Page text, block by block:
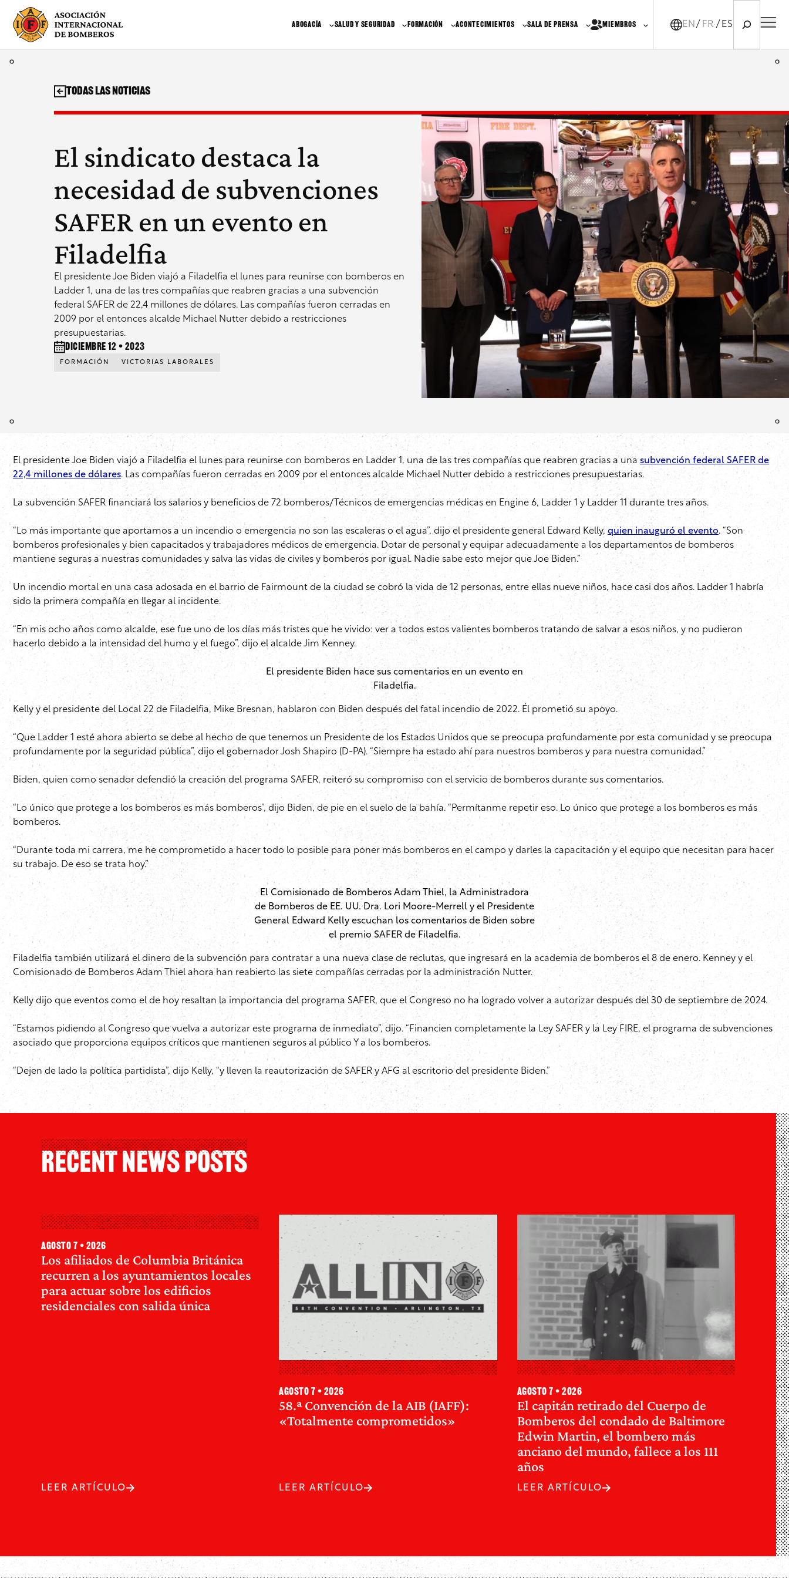
contenido
ABOGACÍA SALUD Y SEGURIDAD FORMACIÓN ACONTECIMIENTOS SALA DE PRENSA MIEMBROS EN FR-CA
ES
El sindicato destaca la
necesidad de subvenciones
SAFER en un evento en
Filadelfia
El presidente Joe Biden viajó a Filadelfia el lunes para reunirse con bomberos en
Ladder 1, una de las tres compañías que reabren gracias a una subvención
federal SAFER de 22,4 millones de dólares. Las compañías fueron cerradas en
2009 por el entonces alcalde Michael Nutter debido a restricciones
presupuestarias.
diciembre 12 • 2023
FORMACIÓN VICTORIAS LABORALES
Todas las noticias
El presidente Joe Biden viajó a Filadelfia el lunes para reunirse con bomberos en Ladder 1, una de las tres compañías que reabren gracias a una subvención federal SAFER de
22,4 millones de dólares. Las compañías fueron cerradas en 2009 por el entonces alcalde Michael Nutter debido a restricciones presupuestarias.
La subvención SAFER financiará los salarios y beneficios de 72 bomberos/Técnicos de emergencias médicas en Engine 6, Ladder 1 y Ladder 11 durante tres años.
“Lo más importante que aportamos a un incendio o emergencia no son las escaleras o el agua”, dijo el presidente general Edward Kelly, quien inauguró el evento. “Son
bomberos profesionales y bien capacitados y trabajadores médicos de emergencia. Dotar de personal y equipar adecuadamente a los departamentos de bomberos
mantiene seguras a nuestras comunidades y salva las vidas de civiles y bomberos por igual. Nadie sabe esto mejor que Joe Biden.”
Un incendio mortal en una casa adosada en el barrio de Fairmount de la ciudad se cobró la vida de 12 personas, entre ellas nueve niños, hace casi dos años. Ladder 1 habría
sido la primera compañía en llegar al incidente.
“En mis ocho años como alcalde, ese fue uno de los días más tristes que he vivido: ver a todos estos valientes bomberos tratando de salvar a esos niños, y no pudieron
hacerlo debido a la intensidad del humo y el fuego”, dijo el alcalde Jim Kenney.
El presidente Biden hace sus comentarios en un evento en
Filadelfia.
Kelly y el presidente del Local 22 de Filadelfia, Mike Bresnan, hablaron con Biden después del fatal incendio de 2022. Él prometió su apoyo.
“Que Ladder 1 esté ahora abierto se debe al hecho de que tenemos un Presidente de los Estados Unidos que se preocupa profundamente por esta comunidad y se preocupa
profundamente por la seguridad pública”, dijo el gobernador Josh Shapiro (D-PA). “Siempre ha estado ahí para nuestros bomberos y para nuestra comunidad.”
Biden, quien como senador defendió la creación del programa SAFER, reiteró su compromiso con el servicio de bomberos durante sus comentarios.
“Lo único que protege a los bomberos es más bomberos”, dijo Biden, de pie en el suelo de la bahía. “Permítanme repetir eso. Lo único que protege a los bomberos es más
bomberos.
“Durante toda mi carrera, me he comprometido a hacer todo lo posible para poner más bomberos en el campo y darles la capacitación y el equipo que necesitan para hacer
su trabajo. De eso se trata hoy.”
El Comisionado de Bomberos Adam Thiel, la Administradora
de Bomberos de EE. UU. Dra. Lori Moore-Merrell y el Presidente
General Edward Kelly escuchan los comentarios de Biden sobre
el premio SAFER de Filadelfia.
Filadelfia también utilizará el dinero de la subvención para contratar a una nueva clase de reclutas, que ingresará en la academia de bomberos el 8 de enero. Kenney y el
Comisionado de Bomberos Adam Thiel ahora han reabierto las siete compañías cerradas por la administración Nutter.
Kelly dijo que eventos como el de hoy resaltan la importancia del programa SAFER, que el Congreso no ha logrado volver a autorizar después del 30 de septiembre de 2024.
“Estamos pidiendo al Congreso que vuelva a autorizar este programa de inmediato”, dijo. “Financien completamente la Ley SAFER y la Ley FIRE, el programa de subvenciones
asociado que proporciona equipos críticos que mantienen seguros al público Y a los bomberos.
“Dejen de lado la política partidista”, dijo Kelly, “y lleven la reautorización de SAFER y AFG al escritorio del presidente Biden.”
Recent News Posts
Los afiliados de Columbia Británica
recurren a los ayuntamientos locales
para actuar sobre los edificios
residenciales con salida única
agosto 7 • 2026
LEER ARTÍCULO
58.ª Convención de la AIB (IAFF):
«Totalmente comprometidos»
agosto 7 • 2026
LEER ARTÍCULO
El capitán retirado del Cuerpo de
Bomberos del condado de Baltimore
Edwin Martin, el bombero más
anciano del mundo, fallece a los 111
años
agosto 7 • 2026
LEER ARTÍCULO